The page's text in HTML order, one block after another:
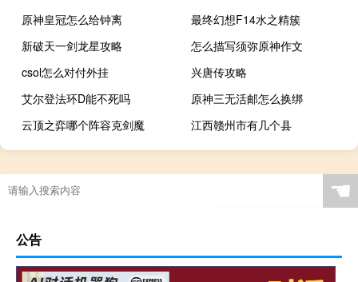
原神皇冠怎么给钟离
最终幻想F14水之精簇
新破天一剑龙星攻略
怎么描写须弥原神作文
csol怎么对付外挂
兴唐传攻略
艾尔登法环D能不死吗
原神三无活邮怎么换绑
云顶之弈哪个阵容克剑魔
江西赣州市有几个县
☚
公告